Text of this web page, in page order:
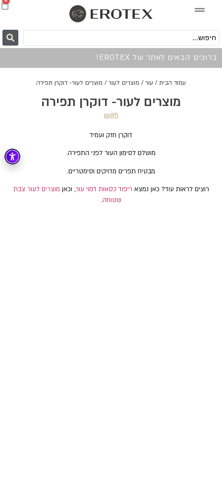
ברוכים הבאים לאתר של EROTEX!
עמוד הבית / עור / מוצרים לעור / מוצרים לעור- דוקרן תפירה
מוצרים לעור- דוקרן תפירה
₪85
דוקרן חזק ועמיד
מושלם לסימון העור לפני התפירה.
מבטיח תפרים מדויקים וסימטריים.
רוצים לראות עוד? כאן נמצא ריפוד כסאות דמוי עור, וכאן מוצרים לעור צבת
שטוחה.